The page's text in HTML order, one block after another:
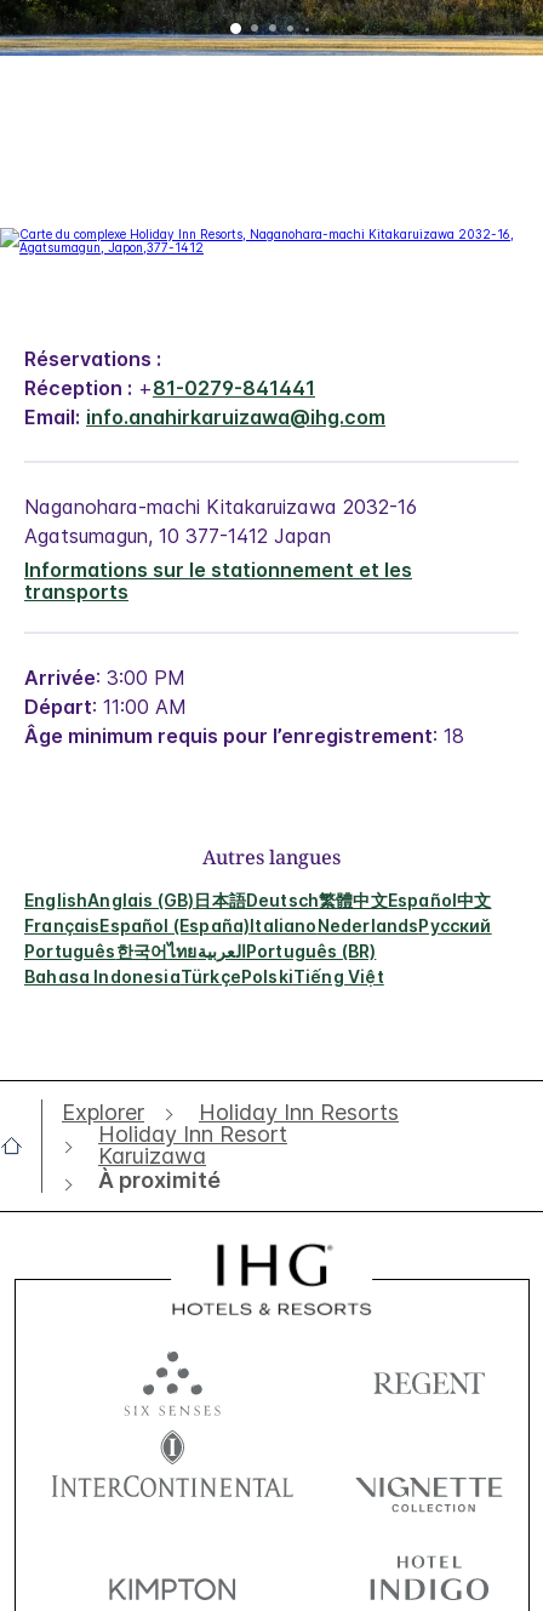
Réservations :
Réception : +81-0279-841441
Email: info.anahirkaruizawa@ihg.com
Naganohara-machi Kitakaruizawa 2032-16
Agatsumagun, 10 377-1412 Japan
Informations sur le stationnement et les
transports
Arrivée: 3:00 PM
Départ: 11:00 AM
Âge minimum requis pour l’enregistrement: 18
Autres langues
EnglishAnglais (GB)日本語Deutsch繁體中文Español中文
FrançaisEspañol (España)ItalianoNederlandsРусский
Português한국어ไทยالعربيةPortuguês (BR)
Bahasa IndonesiaTürkçePolskiTiếng Việt
Explorer
Holiday Inn Resorts
Holiday Inn Resort
Karuizawa
À proximité